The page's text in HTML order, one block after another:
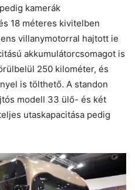
kamerák
18 méteres kivitelben
villanymotorral hajtott ie
akkumulátorcsomagot is
250 kilométer, és
is tölthető. A standon
modell 33 ülő- és két
utaskapacitása pedig